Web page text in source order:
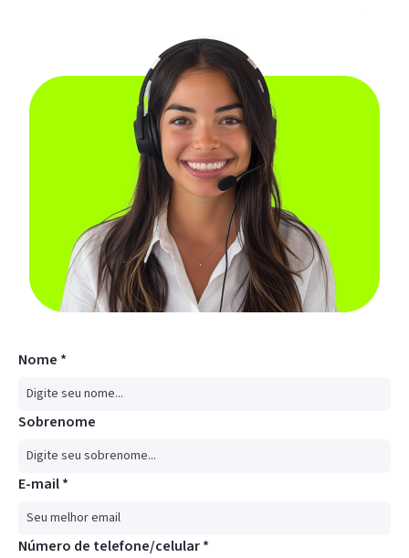
Nome *
Sobrenome
E-mail *
Número de telefone/celular *